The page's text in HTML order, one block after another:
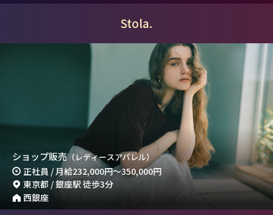
Stola.
ショップ販売（レディースアパレル）
正社員 / 月給232,000円～350,000円
東京都 / 銀座駅 徒歩3分
西銀座